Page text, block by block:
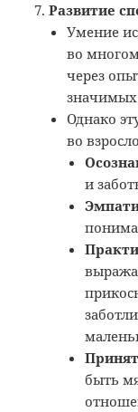
Развитие
Умение
во
через
значимых
Однако
во
и
быть